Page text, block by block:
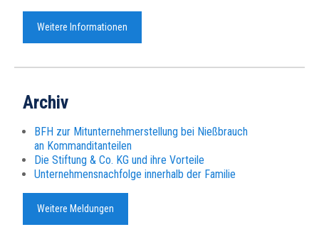
Weitere Informationen
Archiv
BFH zur Mitunternehmerstellung bei Nießbrauch
an Kommanditanteilen
Die Stiftung & Co. KG und ihre Vorteile
Unternehmensnachfolge innerhalb der Familie
Weitere Meldungen